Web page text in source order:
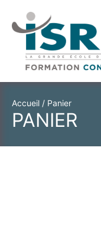
contenu
Accueil / Panier
PANIER